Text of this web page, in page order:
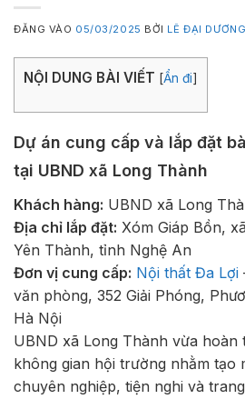
ĐĂNG VÀO 05/03/2025 BỞI LÊ ĐẠI DƯƠNG
NỘI DUNG BÀI VIẾT [Ẩn đi]
Dự án cung cấp và lắp đặt
tại UBND xã Long Thành
Khách hàng: UBND xã Long
Địa chỉ lắp đặt: Xóm Giáp Bồn,
Yên Thành, tỉnh Nghệ An
Đơn vị cung cấp: Nội thất Đa Lợi
văn phòng, 352 Giải Phóng,
Hà Nội
UBND xã Long Thành vừa hoàn
không gian hội trường nhằm tạo
chuyên nghiệp, tiện nghi và